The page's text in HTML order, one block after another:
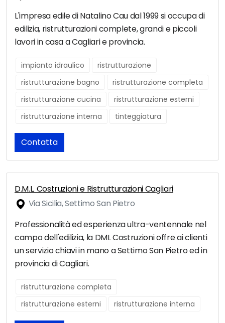
L'impresa edile di Natalino Cau dal 1999 si occupa di
edilizia, ristrutturazioni complete, grandi e piccoli
lavori in casa a Cagliari e provincia.
impianto idraulico
ristrutturazione
ristrutturazione bagno
ristrutturazione completa
ristrutturazione cucina
ristrutturazione esterni
ristrutturazione interna
tinteggiatura
Contatta
D.M.L. Costruzioni e Ristrutturazioni Cagliari
Via Sicilia, Settimo San Pietro
Professionalità ed esperienza ultra-ventennale nel
campo dell'edilizia, la DML Costruzioni offre ai clienti
un servizio chiavi in mano a Settimo San Pietro ed in
provincia di Cagliari.
ristrutturazione completa
ristrutturazione esterni
ristrutturazione interna